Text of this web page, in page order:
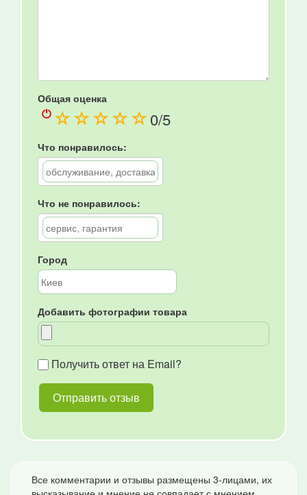
Общая оценка
(
(
(
(
(
0/5
Что понравилось:
Что не понравилось:
Город
Добавить фотографии товара
Получить ответ на Email?
Все комментарии и отзывы размещены 3-лицами, их